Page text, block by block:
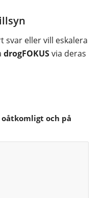
svar eller vill eskalera
drogFOKUSvia deras
och på